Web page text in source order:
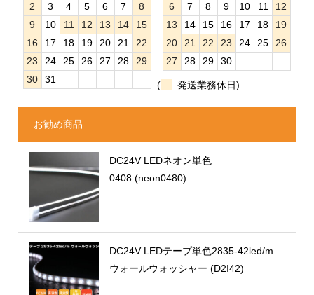
2
3 4 5 6 7
8
9
10 11 12 13 14
15
16
17 18 19 20 21
22
23
24 25 26 27 28
29
30
31
6
7 8 9 10 11
12
13
14 15 16 17 18
19
20
21 22 23 24 25
26
27
28 29 30
( 発送業務休日)
お勧め商品
DC24V LEDネオン単色
0408 (neon0480)
DC24V LEDテープ単色2835-42led/m
ウォールウォッシャー (D2I42)